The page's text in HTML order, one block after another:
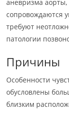
аневризма аорты,
сопровождаются
требуют
патологии
Причины
Особенности
обусловлены
близким